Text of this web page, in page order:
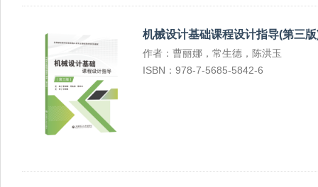
机械设计基础课程设计指导(第三
作者：曹丽娜，常生德，陈洪玉
ISBN：978-7-5685-5842-6